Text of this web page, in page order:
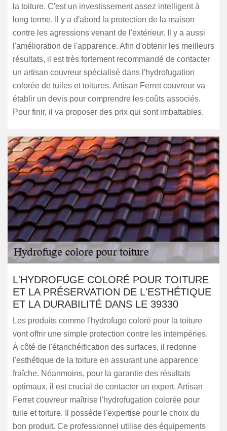
la toiture. C'est un investissement assez intelligent à
long terme. Il y a d'abord la protection de la maison
contre les agressions venant de l'extérieur. Il y a aussi
l'amélioration de l'apparence. Afin d'obtenir les meilleurs
résultats, il est très fortement recommandé de contacter
un artisan couvreur spécialisé dans l'hydrofugation
colorée de tuiles et toitures. Artisan Ferret couvreur va
établir un devis pour comprendre les coûts associés.
Pour finir, il va proposer des prix qui sont imbattables.
L'HYDROFUGE COLORÉ POUR TOITURE
ET LA PRÉSERVATION DE L'ESTHÉTIQUE
ET LA DURABILITÉ DANS LE 39330
Les produits comme l'hydrofuge coloré pour la toiture
vont offrir une simple protection contre les intempéries.
À côté de l'étanchéification des surfaces, il redonne
l'esthétique de la toiture en assurant une apparence
fraîche. Néanmoins, pour la garantie des résultats
optimaux, il est crucial de contacter un expert. Artisan
Ferret couvreur maîtrise l'hydrofugation colorée pour
tuile et toiture. Il possède l'expertise pour le choix du
bon produit. Ce professionnel utilise des équipements